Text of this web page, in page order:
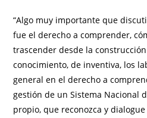
“Algo muy importante que
fue el derecho a comprender,
trascender desde la
conocimiento, de inventiva, los
general en el derecho a
gestión de un Sistema Nacional
propio, que reconozca y